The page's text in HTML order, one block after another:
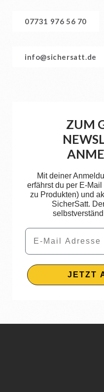
07731 976 56 70
info@sichersatt.de
ZUM
Mit deiner
erfährst du per E-
zu Produkten) und
SicherSatt.
Email
JETZT